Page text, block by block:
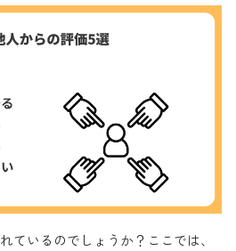
ているのでしょうか？ここでは、